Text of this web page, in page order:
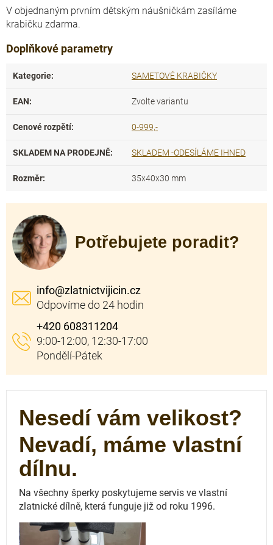
V objednaným prvním dětským náušničkám zasíláme
krabičku zdarma.
Doplňkové parametry
Kategorie: SAMETOVÉ KRABIČKY
EAN: Zvolte variantu
Cenové rozpětí: 0-999,-
SKLADEM NA PRODEJNĚ: SKLADEM -ODESÍLÁME IHNED
Rozměr: 35x40x30 mm
Potřebujete poradit?
info@zlatnictvijicin.cz
+420 608311204
Nesedí vám velikost?
Nevadí, máme vlastní
dílnu.
Na všechny šperky poskytujeme servis ve vlastní
zlatnické dílně, která funguje již od roku 1996.